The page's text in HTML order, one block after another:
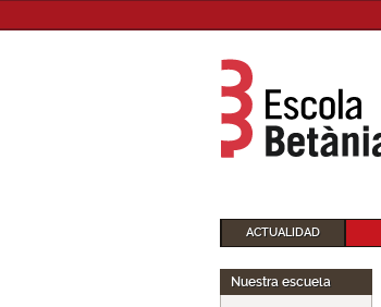
ACTUALIDAD
Nuestra escuela